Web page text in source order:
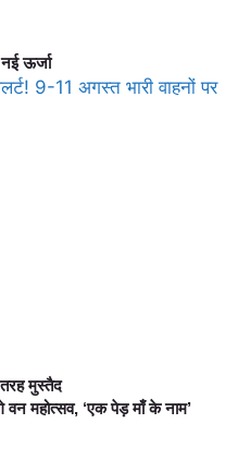
ऊर्जा
मुस्तैद
वन महोत्सव, ‘एक पेड़ माँ के नाम’